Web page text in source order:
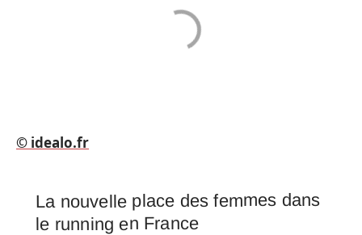
© idealo.fr
La nouvelle place des femmes dans
le running en France